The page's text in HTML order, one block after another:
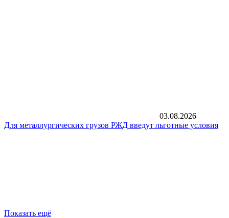
03.08.2026
Для металлургических грузов РЖД введут льготные условия
Показать ещё